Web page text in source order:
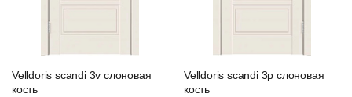
Velldoris scandi 3v слоновая
кость
Velldoris scandi 3p слоновая
кость